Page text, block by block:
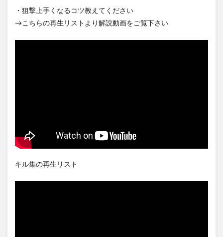
・狙撃上手くなるコツ教えてください
→こちらの再生リストより解説動画をご覧下さい
キル集の再生リスト